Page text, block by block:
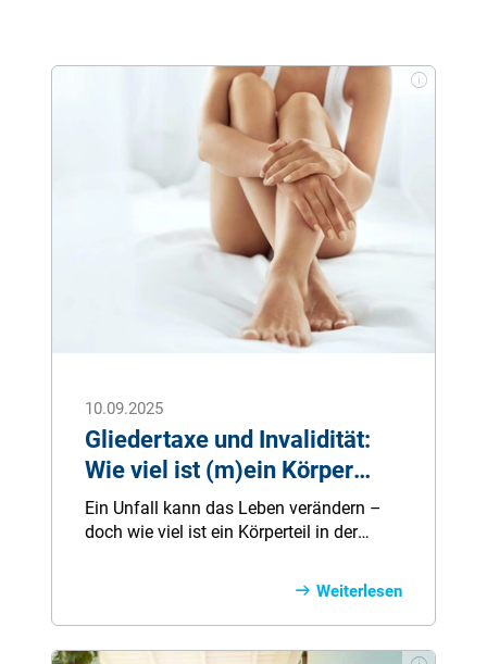
10.09.2025
Gliedertaxe und Invalidität:
Wie viel ist (m)ein Körper
wert?
Ein Unfall kann das Leben verändern –
doch wie viel ist ein Körperteil in der
legt fest, wie hoch die Auszahlung bei
Invalidität ausfällt. Wir zeigen, wie die
Berechnung funktioniert, welche
Unterschiede es zwischen den Tarifen
Weiterlesen